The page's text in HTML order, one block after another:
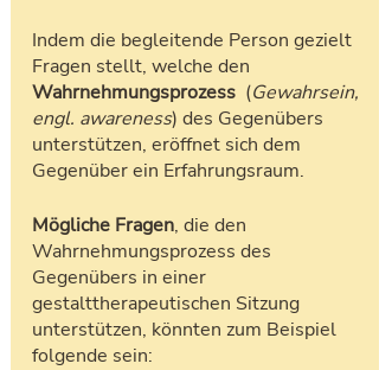
Indem die begleitende Person gezielt
Fragen stellt, welche den
Wahrnehmungsprozess
  (
Gewahrsein,
engl. awareness) des Gegenübers
unterstützen, eröffnet sich dem
Gegenüber ein Erfahrungsraum.
Mögliche Fragen, die den
Wahrnehmungsprozess des
Gegenübers in einer
gestalttherapeutischen Sitzung
unterstützen, könnten zum Beispiel
folgende sein: